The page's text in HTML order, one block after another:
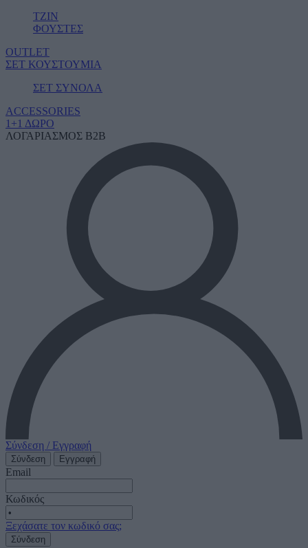
ΤΖΙΝ
ΦΟΥΣΤΕΣ
OUTLET
ΣΕΤ ΚΟΥΣΤΟΥΜΙΑ
ΣΕΤ ΣΥΝΟΛΑ
ACCESSORIES
1+1 ΔΩΡΟ
ΛΟΓΑΡΙΑΣΜΟΣ B2B
Σύνδεση / Εγγραφή
Σύνδεση Εγγραφή
Email
Κωδικός
Ξεχάσατε τον κωδικό σας;
Σύνδεση